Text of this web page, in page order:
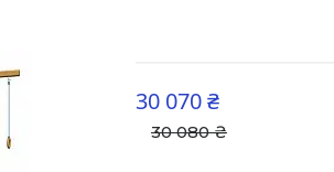
30 080 ₴
30 070 ₴